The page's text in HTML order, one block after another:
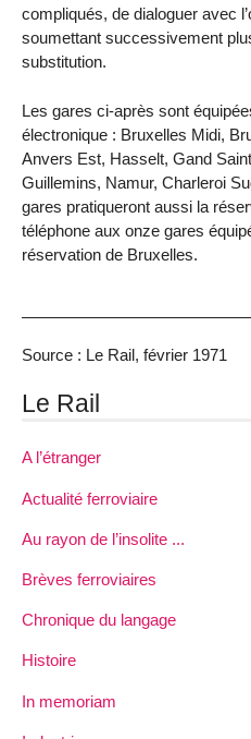
compliqués, de dialoguer avec
soumettant successivement
substitution.
Les gares ci-après sont
électronique : Bruxelles Midi,
Anvers Est, Hasselt, Gand
Guillemins, Namur, Charleroi
gares pratiqueront aussi la
téléphone aux onze gares
réservation de Bruxelles.
Source : Le Rail, février 1971
Le Rail
A l’étranger
Actualité ferroviaire
Au rayon de l’insolite ...
Brèves ferroviaires
Chronique du langage
Histoire
In memoriam